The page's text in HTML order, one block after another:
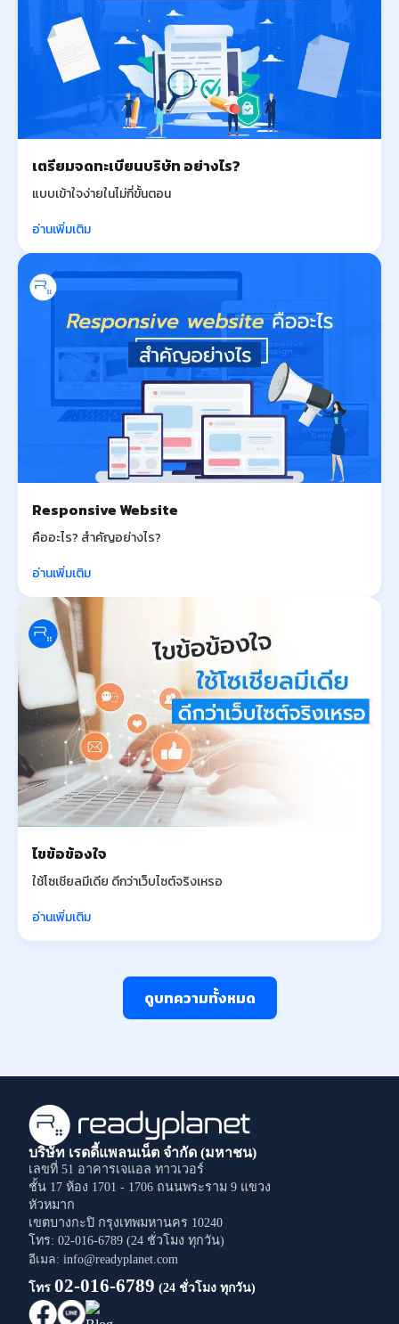
เตรียมจดทะเบียนบริษัท อย่างไร?
แบบเข้าใจง่ายในไม่กี่ขั้นตอน
อ่านเพิ่มเติม
Responsive Website
คืออะไร? สำคัญอย่างไร?
อ่านเพิ่มเติม
ไขข้อข้องใจ
ใช้โซเชียลมีเดีย ดีกว่าเว็บไซต์จริงเหรอ
อ่านเพิ่มเติม
ดูบทความทั้งหมด
บริษัท เรดดี้แพลนเน็ต จำกัด (มหาชน)
เลขที่ 51 อาคารเจแอล ทาวเวอร์
ชั้น 17 ห้อง 1701 - 1706 ถนนพระราม 9 แขวง
หัวหมาก
เขตบางกะปิ กรุงเทพมหานคร 10240
โทร: 02-016-6789 (24 ชั่วโมง ทุกวัน)
อีเมล: info@readyplanet.com
โทร 02-016-6789 (24 ชั่วโมง ทุกวัน)